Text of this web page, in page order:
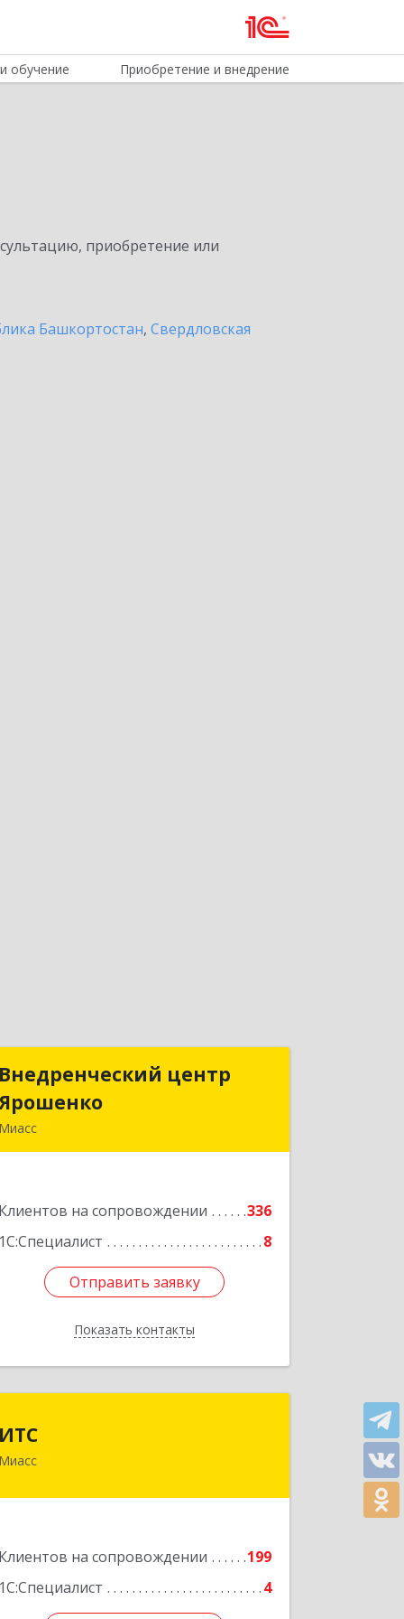
обучение Приобретение и внедрение
приобретение или
Башкортостан, Свердловская
Внедренческий центр
Миасс
Клиентов на сопровождении
336
1С:Специалист
8
Отправить заявку
Показать контакты
Внедренческий центр
Подробнее
Отправить заявку
Назад
ИТС
Миасс
Клиентов на сопровождении
199
1С:Специалист
4
456300, Челябинская обл, Миасс г,